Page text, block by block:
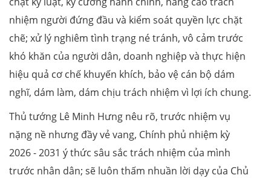
nhiệm người đứng đầu và kiểm soát quyền lực chặt
chẽ; xử lý nghiêm tình trạng né tránh, vô cảm trước
khó khăn của người dân, doanh nghiệp và thực hiện
hiệu quả cơ chế khuyến khích, bảo vệ cán bộ dám
nghĩ, dám làm, dám chịu trách nhiệm vì lợi ích chung.
Thủ tướng Lê Minh Hưng nêu rõ, trước nhiệm vụ
nặng nề nhưng đầy vẻ vang, Chính phủ nhiệm kỳ
2026 - 2031 ý thức sâu sắc trách nhiệm của mình
trước nhân dân; sẽ luôn thấm nhuần lời dạy của Chủ